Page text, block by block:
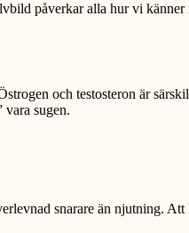
påverkar alla hur vi
och testosteron är
vara sugen.
snarare än njutning.